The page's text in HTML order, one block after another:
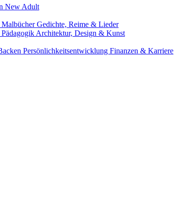
New Adult
Gedichte, Reime & Lieder
Architektur, Design & Kunst
Persönlichkeitsentwicklung Finanzen & Karriere